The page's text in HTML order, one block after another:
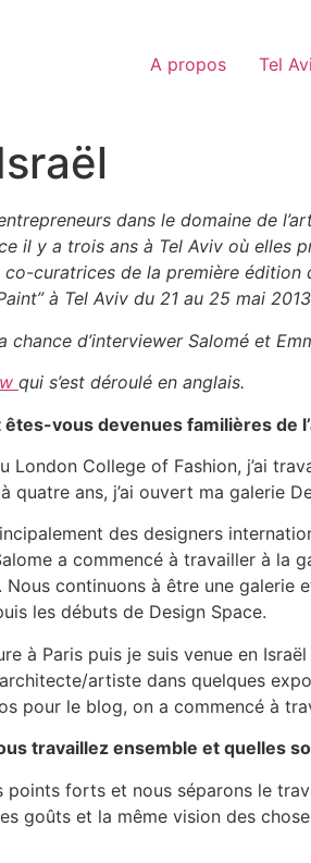
A propos Tel
dans le domaine de
il y a trois ans à Tel Aviv où elles
co-curatrices de la première édition
à Tel Aviv du 21 au 25 mai
chance d’interviewer Salomé et
qui s’est déroulé en anglais.
vous devenues familières
London College of Fashion, j’ai
quatre ans, j’ai ouvert ma galerie
des designers
a commencé à travailler à la
continuons à être une
les débuts de Design Space.
à Paris puis je suis venue en
artiste dans quelques
pour le blog, on a commencé à
travaillez ensemble et quelles
points forts et nous séparons le
goûts et la même vision des